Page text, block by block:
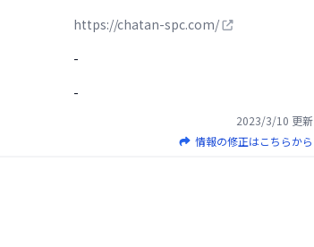
https://chatan-spc.com/
-
-
2023/3/10 更新
情報の修正はこちらから